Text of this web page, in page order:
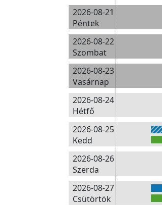
2026-08-21
Péntek
2026-08-22
Szombat
2026-08-23
Vasárnap
2026-08-24
Hétfő
2026-08-25
Kedd
2026-08-26
Szerda
2026-08-27
Csütörtök